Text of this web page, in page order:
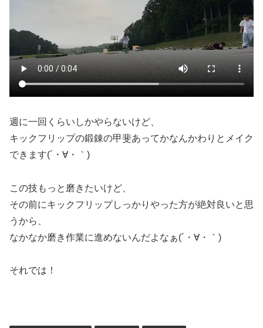
週に一回くらいしかやらないけど、
キックフリップの鍛錬の甲斐あってかなんかわりとメイク
できます(´・∀・｀)
この技もっと磨きたいけど、
その前にキックフリップしっかりやった方が絶対良いと思
うから、
なかなか磨き作業に進めないんだよなぁ(´・∀・｀)
それでは！